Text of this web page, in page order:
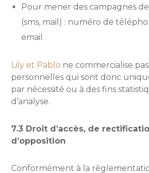
Pour mener des campagnes
(sms, mail) : numéro de
email
Lily et Pablo ne commercialise
personnelles qui sont donc
par nécessité ou à des fins
d’analyse.
7.3 Droit d’accès, de
d’opposition
Conformément à la